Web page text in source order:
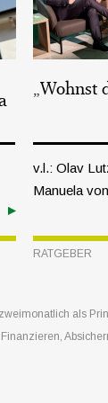
„Wohnst
v.l.: Olav
Manuela
RATGEBER
als